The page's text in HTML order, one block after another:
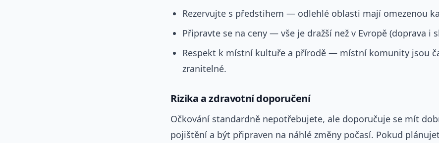
Rezervujte s předstihem — odlehlé oblasti mají omezenou
Připravte se na ceny — vše je dražší než v Evropě (doprava i
Respekt k místní kultuře a přírodě — místní komunity jsou
zranitelné.
Rizika a zdravotní doporučení
Očkování standardně nepotřebujete, ale doporučuje se mít
pojištění a být připraven na náhlé změny počasí. Pokud